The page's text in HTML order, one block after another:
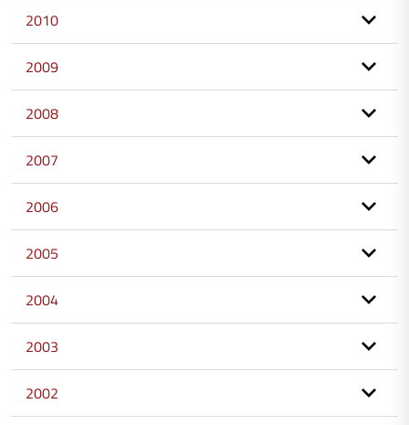
2010
2009
2008
2007
2006
2005
2004
2003
2002